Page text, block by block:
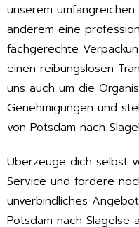
unserem
anderem eine
fachgerechte
einen reibungslosen
uns auch um die
Genehmigungen und
von Potsdam nach
Überzeuge dich selbst
Service und fordere
unverbindliches
Potsdam nach Slagelse